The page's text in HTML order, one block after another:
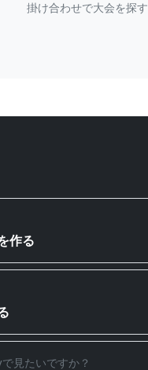
掛け合わせで大会を探す
作る
見たいですか？